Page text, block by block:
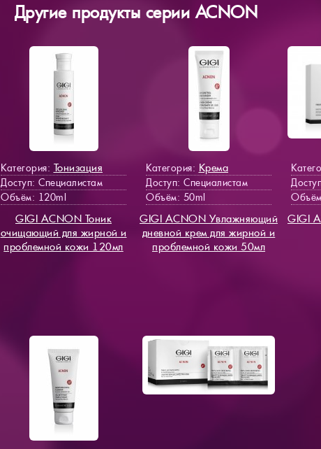
Другие продукты серии ACNON
Категория: Тонизация
Доступ: Специалистам
Объём: 120ml
GIGI ACNON Тоник
очищающий для жирной и
проблемной кожи 120мл
Категория: Крема
Доступ: Специалистам
Объём: 50ml
GIGI ACNON Увлажняющий
дневной крем для жирной и
проблемной кожи 50мл
GIGI